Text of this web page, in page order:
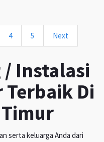
4 5 Next
/ Instalasi
Terbaik Di
serta keluarga Anda dari